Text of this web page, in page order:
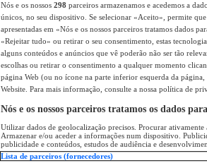
Nós e os nossos 298 parceiros armazenamos e acedemos a
únicos, no seu dispositivo. Se selecionar «Aceito», permite
apresentadas em «Nós e os nossos parceiros tratamos dados
«Rejeitar tudo» ou retirar o seu consentimento, estas
alguns conteúdos e anúncios que vê poderão não ser tão
escolhas ou retirar o consentimento a qualquer momento
página Web (ou no ícone na parte inferior esquerda da página,
Website. Para mais informação, consulte a nossa política de
Nós e os nossos parceiros tratamos os dados
Utilizar dados de geolocalização precisos. Procurar
Armazenar e/ou aceder a informações num dispositivo.
publicidade e conteúdos, estudos de audiência e
Lista de parceiros (fornecedores)